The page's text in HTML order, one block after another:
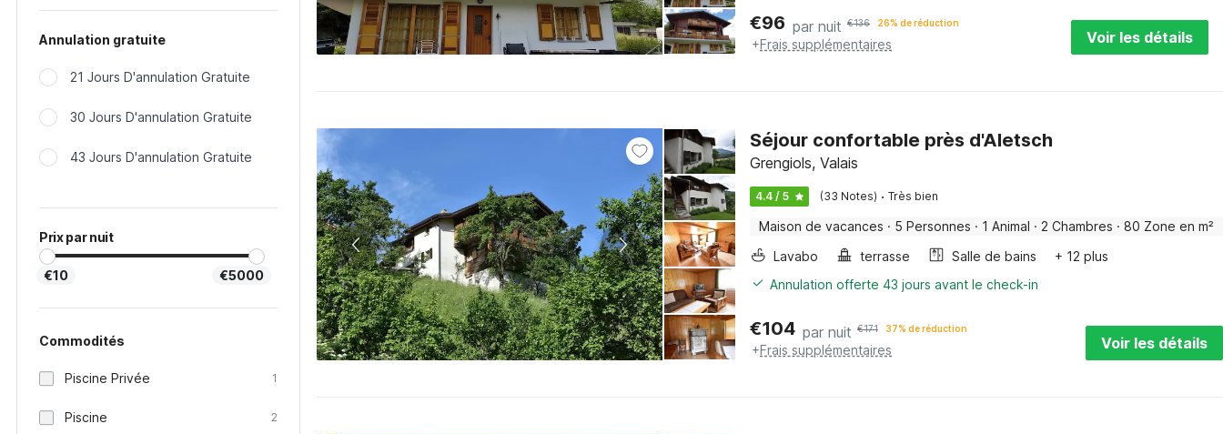
Annulation gratuite
21 Jours D'annulation Gratuite
30 Jours D'annulation Gratuite
43 Jours D'annulation Gratuite
Prix par nuit
€10 €5000
Commodités
Piscine Privée 1
Piscine 2
€96 par nuit €136 26% de réduction
+Frais supplémentaires Voir les détails
Séjour confortable près d'Aletsch
Grengiols, Valais
4.4 / 5 (33 Notes) · Très bien
Maison de vacances · 5 Personnes · 1 Animal · 2 Chambres · 80 Zone en m²
Lavabo
terrasse Salle de bains
+ 12 plus
Annulation offerte 43 jours avant le check-in
€104 par nuit €171 37% de réduction
+Frais supplémentaires Voir les détails